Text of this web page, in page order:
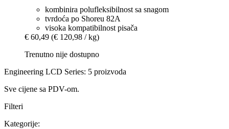
kombinira polufleksibilnost sa snagom
tvrdoća po Shoreu 82A
visoka kompatibilnost pisača
€ 60,49 (€ 120,98 / kg)
Trenutno nije dostupno
Engineering LCD Series: 5 proizvoda
Sve cijene sa PDV-om.
Filteri
Kategorije: